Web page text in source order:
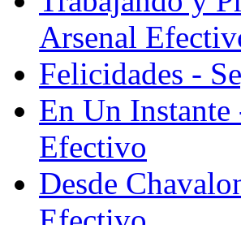
Arsenal
Felicidades -
En Un Instante
Efectivo
Desde